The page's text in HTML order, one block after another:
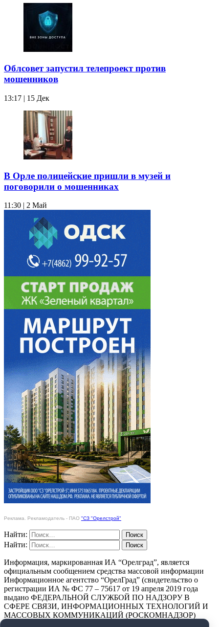
Облсовет запустил телепроект против
мошенников
13:17 | 15 Дек
В Орле полицейские пришли в музей и
поговорили о мошенниках
11:30 | 2 Май
Реклама. Рекламодатель - ПАО "СЗ "Орелстрой"
Найти:
Найти:
Информация, маркированная ИА “Орелград”, является
официальным сообщением средства массовой информации
Информационное агентство “ОрелГрад” (свидетельство о
регистрации ИА № ФС 77 – 75617 от 19 апреля 2019 года
выдано ФЕДЕРАЛЬНОЙ СЛУЖБОЙ ПО НАДЗОРУ В
СФЕРЕ СВЯЗИ, ИНФОРМАЦИОННЫХ ТЕХНОЛОГИЙ И
МАССОВЫХ КОММУНИКАЦИЙ (РОСКОМНАДЗОР)